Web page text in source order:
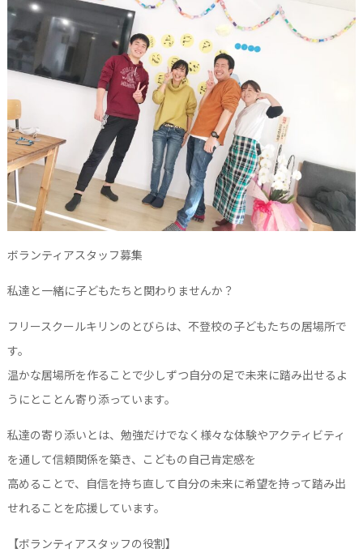
ボランティアスタッフ募集
私達と一緒に子どもたちと関わりませんか？
フリースクールキリンのとびらは、不登校の子どもたちの居場所で
す。
温かな居場所を作ることで少しずつ自分の足で未来に踏み出せるよ
うにとことん寄り添っています。
私達の寄り添いとは、勉強だけでなく様々な体験やアクティビティ
を通して信頼関係を築き、こどもの自己肯定感を
高めることで、自信を持ち直して自分の未来に希望を持って踏み出
せれることを応援しています。
【ボランティアスタッフの役割】